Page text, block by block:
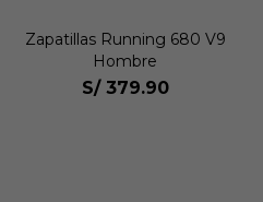
Zapatillas Running 680 V9
Hombre
S/ 379.90